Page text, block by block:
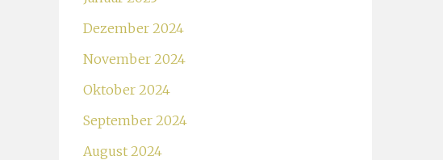
Dezember 2024
November 2024
Oktober 2024
September 2024
August 2024